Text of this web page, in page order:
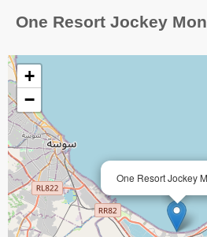
One Resort Jockey
One Resort Jockey
+
−